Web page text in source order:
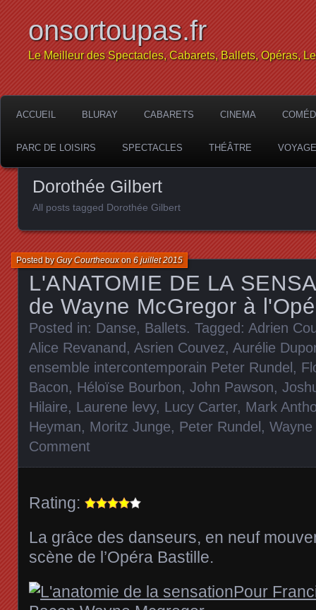
onsortoupas.fr
Le Meilleur des Spectacles, Cabarets, Ballets, Opéras,
ACCUEIL BLURAY CABARETS CINEMA
PARC DE LOISIRS SPECTACLES THÉÂTRE
Dorothée Gilbert
All posts tagged Dorothée Gilbert
L'ANATOMIE DE LA
de Wayne McGregor à
Posted byGuy Courtheouxon6 juillet 2015
Posted in: Danse, Ballets. Tagged: Adrien
Alice Revanand, Asrien Couvez, Aurélie
ensemble intercontemporain Peter Rundel,
Bacon, Héloïse Bourbon, John Pawson,
Hilaire, Laurene levy, Lucy Carter, Mark
Heyman, Moritz Junge, Peter Rundel,
Comment
Rating:
La grâce des danseurs, en neuf
scène de l’Opéra Bastille.